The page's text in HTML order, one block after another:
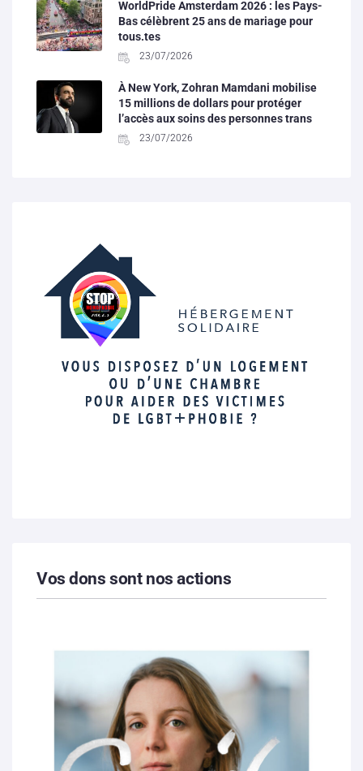
WorldPride Amsterdam 2026 : les Pays-
Bas célèbrent 25 ans de mariage pour
tous.tes
23/07/2026
À New York, Zohran Mamdani mobilise
15 millions de dollars pour protéger
l’accès aux soins des personnes trans
23/07/2026
Vos dons sont nos actions